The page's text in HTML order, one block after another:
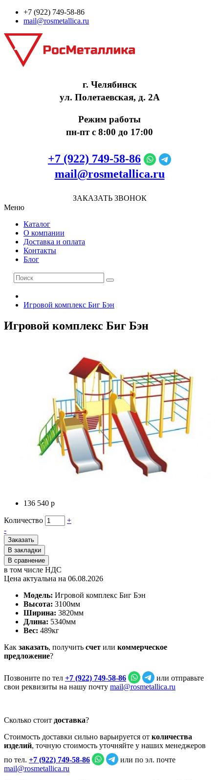
+7 (922) 749‑58‑86
mail@rosmetallica.ru
г. Челябинск
ул. Полетаевская, д. 2А
Режим работы
пн-пт с 8:00 до 17:00
+7 (922) 749‑58‑86
mail@rosmetallica.ru
ЗАКАЗАТЬ ЗВОНОК
Меню
Каталог
О компании
Доставка и оплата
Контакты
Блог
Игровой комплекс Биг Бэн
Игровой комплекс Биг Бэн
136 540 р
Количество
+
-
Заказать
В закладки
В сравнение
в том числе НДС
Цена актуальна на 06.08.2026
Модель: Игровой комплекс Биг Бэн
Высота: 3100мм
Ширина: 3820мм
Длина: 5340мм
Вес: 489кг
Как заказать, получить счет или коммерческое
предложение?
Позвоните по тел +7 (922) 749‑58‑86
или отправьте
свои реквизиты на нашу почту mail@rosmetallica.ru
Сколько стоит доставка?
Стоимость доставки сильно варьируется от количества
изделий, точную стоимость уточняйте у наших менеджеров
по тел. +7 (922) 749‑58‑86
или по эл. почте
mail@rosmetallica.ru